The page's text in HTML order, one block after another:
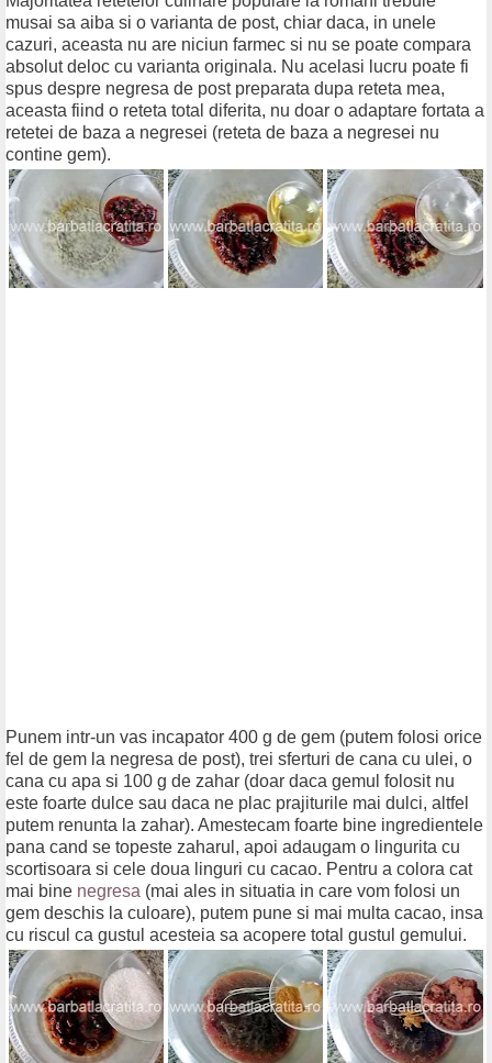
musai sa aiba si o varianta de post, chiar daca, in unele
cazuri, aceasta nu are niciun farmec si nu se poate compara
absolut deloc cu varianta originala. Nu acelasi lucru poate fi
spus despre negresa de post preparata dupa reteta mea,
aceasta fiind o reteta total diferita, nu doar o adaptare fortata a
retetei de baza a negresei (reteta de baza a negresei nu
contine gem).
Punem intr-un vas incapator 400 g de gem (putem folosi orice
fel de gem la negresa de post), trei sferturi de cana cu ulei, o
cana cu apa si 100 g de zahar (doar daca gemul folosit nu
este foarte dulce sau daca ne plac prajiturile mai dulci, altfel
putem renunta la zahar). Amestecam foarte bine ingredientele
pana cand se topeste zaharul, apoi adaugam o lingurita cu
scortisoara si cele doua linguri cu cacao. Pentru a colora cat
mai bine negresa (mai ales in situatia in care vom folosi un
gem deschis la culoare), putem pune si mai multa cacao, insa
cu riscul ca gustul acesteia sa acopere total gustul gemului.